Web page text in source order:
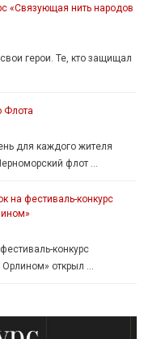
«Связующая нить народов
герои. Те, кто защищал
Флота
для каждого жителя
флот …
на фестиваль-конкурс
конкурс
открыл …